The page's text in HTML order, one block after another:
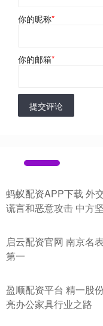
你的昵称*
你的邮箱*
提交评论
蚂蚁配资APP下载 外
谎言和恶意攻击 中方
启云配资官网 南京名
第一
盈顺配资平台 精一股
亮办公家具行业之路